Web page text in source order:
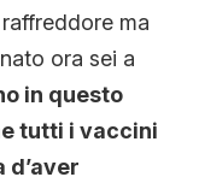
ma
ora sei a
in questo
tutti i vaccini
d’aver